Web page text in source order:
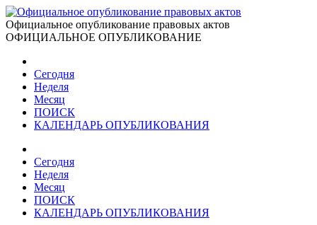
Официальное опубликование правовых актов
ОФИЦИАЛЬНОЕ ОПУБЛИКОВАНИЕ
Сегодня
Неделя
Месяц
ПОИСК
КАЛЕНДАРЬ ОПУБЛИКОВАНИЯ
Сегодня
Неделя
Месяц
ПОИСК
КАЛЕНДАРЬ ОПУБЛИКОВАНИЯ